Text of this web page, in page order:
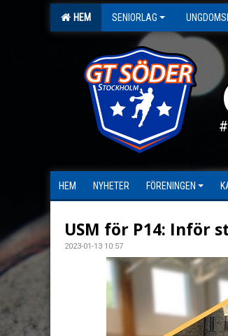
HEM SENIORLAG
HEM NYHETER FÖRENINGEN
USM för P14: Inför
2023-01-13 10:57